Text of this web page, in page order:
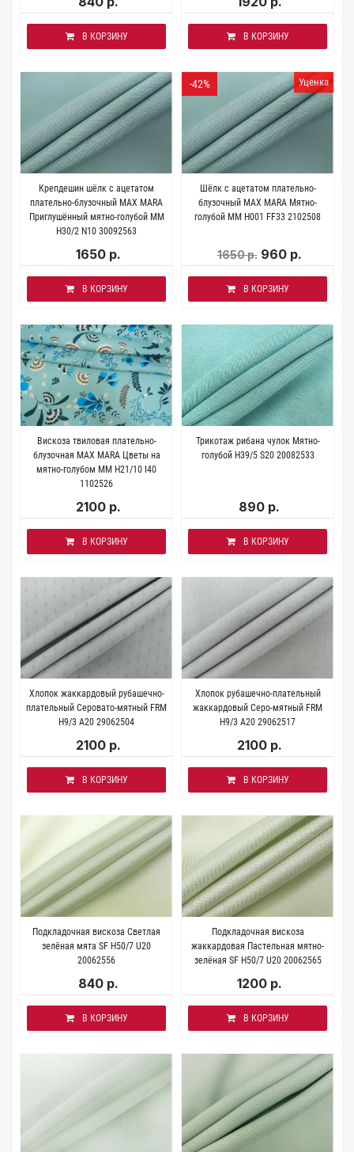
В КОРЗИНУ В КОРЗИНУ
Крепдешин шёлк с ацетатом
плательно-блузочный MAX MARA
Приглушённый мятно-голубой MM
H30/2 N10 30092563
1650 р.
В КОРЗИНУ
Уценка
-42%
Шёлк с ацетатом плательно-
блузочный MAX MARA Мятно-
голубой MM H001 FF33 2102508
1650 р. 960 р.
В КОРЗИНУ
Вискоза твиловая плательно-
блузочная MAX MARA Цветы на
мятно-голубом MM H21/10 I40
1102526
2100 р.
В КОРЗИНУ
Трикотаж рибана чулок Мятно-
голубой H39/5 S20 20082533
890 р.
В КОРЗИНУ
Хлопок жаккардовый рубашечно-
плательный Серовато-мятный FRM
H9/3 A20 29062504
2100 р.
В КОРЗИНУ
Хлопок рубашечно-плательный
жаккардовый Серо-мятный FRM
Н9/3 А20 29062517
2100 р.
В КОРЗИНУ
Подкладочная вискоза Светлая
зелёная мята SF H50/7 U20
20062556
840 р.
В КОРЗИНУ
Подкладочная вискоза
жаккардовая Пастельная мятно-
зелёная SF H50/7 U20 20062565
1200 р.
В КОРЗИНУ